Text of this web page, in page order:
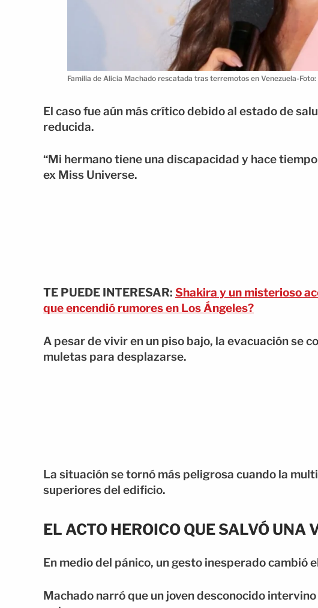
Familia de Alicia Machado rescatada tras terremotos en Venezuela-
El caso fue aún más crítico debido al estado de
reducida.
“Mi hermano tiene una discapacidad y hace
ex Miss Universe.
TE PUEDE INTERESAR: Shakira y un misterioso
que encendió rumores en Los Ángeles?
A pesar de vivir en un piso bajo, la evacuación se
muletas para desplazarse.
La situación se tornó más peligrosa cuando la
superiores del edificio.
EL ACTO HEROICO QUE SALVÓ UNA
En medio del pánico, un gesto inesperado cambió
Machado narró que un joven desconocido